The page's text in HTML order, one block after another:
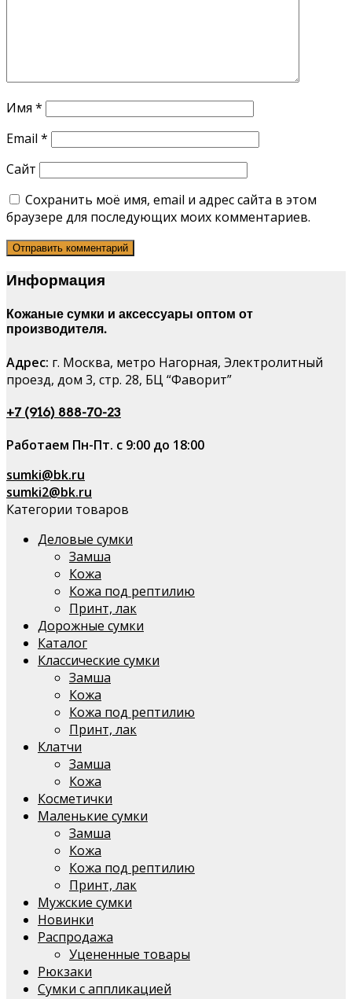
Имя *
Email *
Сайт
Сохранить моё имя, email и адрес сайта в этом
браузере для последующих моих комментариев.
Информация
Кожаные сумки и аксессуары оптом от
производителя.
Адрес: г. Москва, метро Нагорная, Электролитный
проезд, дом 3, стр. 28, БЦ “Фаворит”
+7 (916) 888-70-23
Работаем Пн-Пт. с 9:00 до 18:00
sumki@bk.ru
sumki2@bk.ru
Категории товаров
Деловые сумки
Замша
Кожа
Кожа под рептилию
Принт, лак
Дорожные сумки
Каталог
Классические сумки
Замша
Кожа
Кожа под рептилию
Принт, лак
Клатчи
Замша
Кожа
Косметички
Маленькие сумки
Замша
Кожа
Кожа под рептилию
Принт, лак
Мужские сумки
Новинки
Распродажа
Уцененные товары
Рюкзаки
Сумки с аппликацией